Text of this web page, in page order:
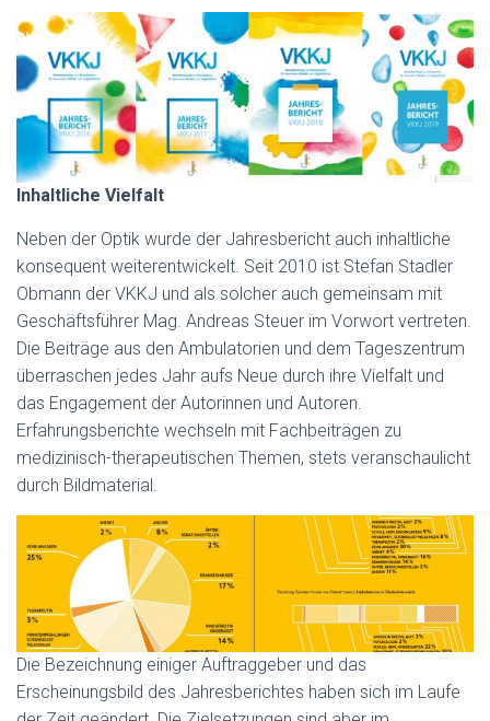
Inhaltliche Vielfalt
Neben der Optik wurde der Jahresbericht auch inhaltliche
konsequent weiterentwickelt. Seit 2010 ist Stefan Stadler
Obmann der VKKJ und als solcher auch gemeinsam mit
Geschäftsführer Mag. Andreas Steuer im Vorwort vertreten.
Die Beiträge aus den Ambulatorien und dem Tageszentrum
überraschen jedes Jahr aufs Neue durch ihre Vielfalt und
das Engagement der Autorinnen und Autoren.
Erfahrungsberichte wechseln mit Fachbeiträgen zu
medizinisch-therapeutischen Themen, stets veranschaulicht
durch Bildmaterial.
Die Bezeichnung einiger Auftraggeber und das
Erscheinungsbild des Jahresberichtes haben sich im Laufe